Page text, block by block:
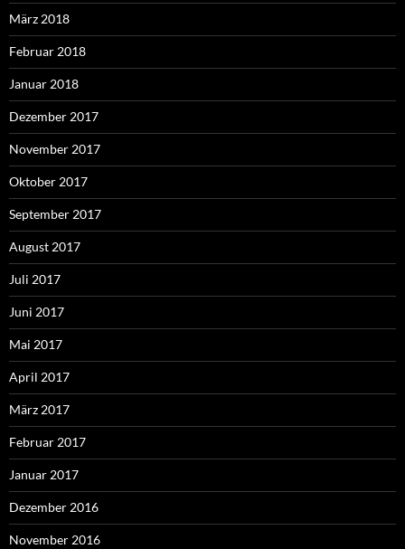
März 2018
Februar 2018
Januar 2018
Dezember 2017
November 2017
Oktober 2017
September 2017
August 2017
Juli 2017
Juni 2017
Mai 2017
April 2017
März 2017
Februar 2017
Januar 2017
Dezember 2016
November 2016